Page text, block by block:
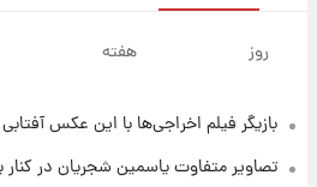
۲۱ ساعت پیش
+ جدول
روز هفته
بازیگر فیلم اخراجی‌ها با این عکس
تصاویر متفاوت یاسمین شجریان در